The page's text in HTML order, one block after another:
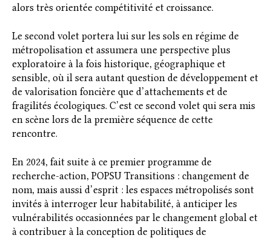
alors très orientée compétitivité et croissance.
Le second volet portera lui sur les sols en régime de
métropolisation et assumera une perspective plus
exploratoire à la fois historique, géographique et
sensible, où il sera autant question de développement et
de valorisation foncière que d’attachements et de
fragilités écologiques. C’est ce second volet qui sera mis
en scène lors de la première séquence de cette
rencontre.
En 2024, fait suite à ce premier programme de
recherche-action, POPSU Transitions : changement de
nom, mais aussi d’esprit : les espaces métropolisés sont
invités à interroger leur habitabilité, à anticiper les
vulnérabilités occasionnées par le changement global et
à contribuer à la conception de politiques de